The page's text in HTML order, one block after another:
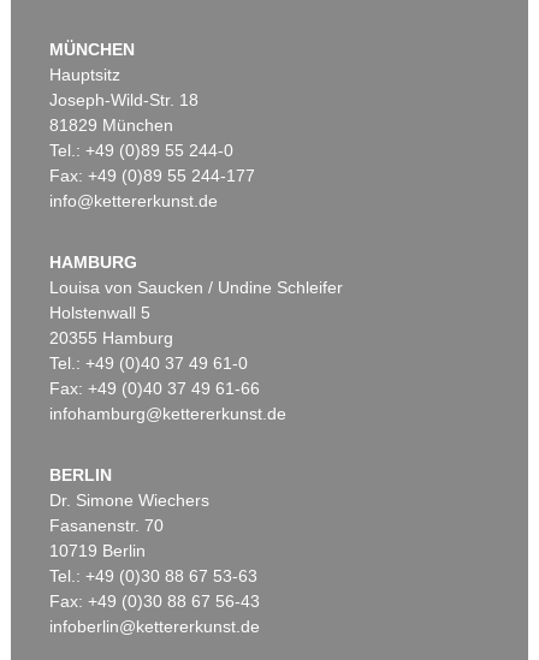
Auktion 540 - Lot 24
Ergebnis:€ 825.500
Auktion 360 - Lot 123
OTTO MUELLER
Artistenpaar, 1910
Ergebnis:€ 780.000
Badende in Landschaft
Ergebnis:
MÜNCHEN
Hauptsitz
Joseph-Wild-Str. 18
81829 München
Tel.: +49 (0)89 55 244-0
Fax: +49 (0)89 55 244-177
info@kettererkunst.de
HAMBURG
Louisa von Saucken / Undine Schleifer
Holstenwall 5
20355 Hamburg
Tel.: +49 (0)40 37 49 61-0
Fax: +49 (0)40 37 49 61-66
infohamburg@kettererkunst.de
BERLIN
Dr. Simone Wiechers
Fasanenstr. 70
10719 Berlin
Tel.: +49 (0)30 88 67 53-63
Fax: +49 (0)30 88 67 56-43
infoberlin@kettererkunst.de